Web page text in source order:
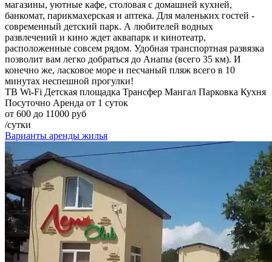
магазины, уютные кафе, столовая с домашней кухней,
банкомат, парикмахерская и аптека. Для маленьких гостей -
современный детский парк. А любителей водных
развлечений и кино ждет аквапарк и кинотеатр,
расположенные совсем рядом. Удобная транспортная развязка
позволит вам легко добраться до Анапы (всего 35 км). И
конечно же, ласковое море и песчаный пляж всего в 10
минутах неспешной прогулки!
ТВ Wi-Fi Детская площадка Трансфер Мангал Парковка Кухня
Посуточно Аренда от 1 суток
от 600 до 11000 руб
/сутки
Варианты аренды жилья